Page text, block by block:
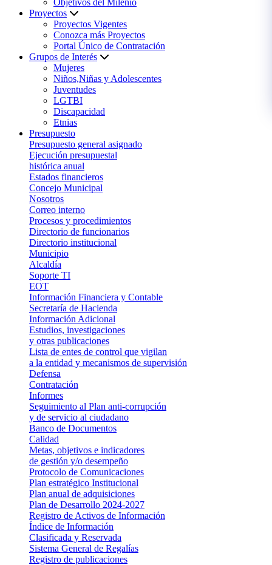
Objetivos del Milenio
Proyectos
Proyectos Vigentes
Conozca más Proyectos
Portal Único de Contratación
Grupos de Interés
Mujeres
Niños,Niñas y Adolescentes
Juventudes
LGTBI
Discapacidad
Etnias
Presupuesto
Presupuesto general asignado
Ejecución presupuestal
histórica anual
Estados financieros
Concejo Municipal
Nosotros
Correo interno
Procesos y procedimientos
Directorio de funcionarios
Directorio institucional
Municipio
Alcaldía
Soporte TI
EOT
Información Financiera y Contable
Secretaría de Hacienda
Información Adicional
Estudios, investigaciones
y otras publicaciones
Lista de entes de control que vigilan
a la entidad y mecanismos de supervisión
Defensa
Contratación
Informes
Seguimiento al Plan anti-corrupción
y de servicio al ciudadano
Banco de Documentos
Calidad
Metas, objetivos e indicadores
de gestión y/o desempeño
Protocolo de Comunicaciones
Plan estratégico Institucional
Plan anual de adquisiciones
Plan de Desarrollo 2024-2027
​Registro de Activos de Información​​
Índice de Información
Clasificada y Reservada
Sistema General de Regalías
Registro de publicaciones